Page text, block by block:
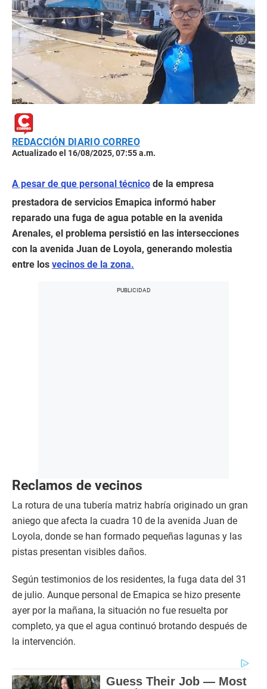
REDACCIÓN DIARIO CORREO
Actualizado el 16/08/2025, 07:55 a.m.
A pesar de que personal técnico de la empresa
prestadora de servicios Emapica informó haber
reparado una fuga de agua potable en la avenida
Arenales, el problema persistió en las intersecciones
con la avenida Juan de Loyola, generando molestia
entre los vecinos de la zona.
Reclamos de vecinos
La rotura de una tubería matriz habría originado un gran
aniego que afecta la cuadra 10 de la avenida Juan de
Loyola, donde se han formado pequeñas lagunas y las
pistas presentan visibles daños.
Según testimonios de los residentes, la fuga data del 31
de julio. Aunque personal de Emapica se hizo presente
ayer por la mañana, la situación no fue resuelta por
completo, ya que el agua continuó brotando después de
la intervención.